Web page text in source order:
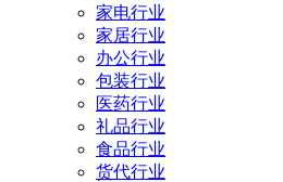
家电行业
家居行业
办公行业
包装行业
医药行业
礼品行业
食品行业
货代行业